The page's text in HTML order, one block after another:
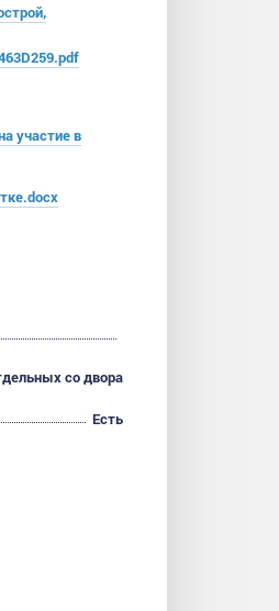
участие в
со двора
Есть